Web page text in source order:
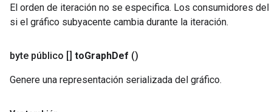
El orden de iteración no se especifica. Los consumidores
si el gráfico subyacente cambia durante la iteración.
byte público [] toGraphDef ()
Genere una representación serializada del gráfico.